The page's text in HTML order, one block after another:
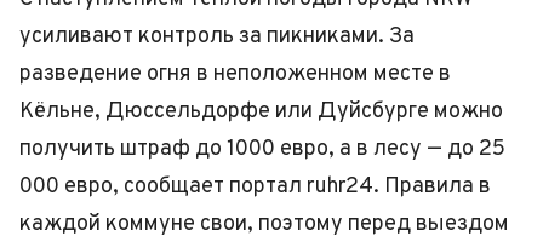
усиливают контроль за пикниками. За
разведение огня в неположенном месте в
Кёльне, Дюссельдорфе или Дуйсбурге можно
получить штраф до 1000 евро, а в лесу — до 25
000 евро, сообщает портал ruhr24. Правила в
каждой коммуне свои, поэтому перед выездом